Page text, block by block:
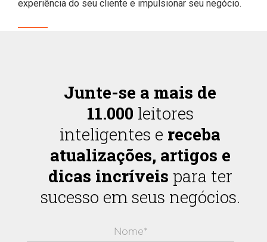
experiência do seu cliente e impulsionar seu negócio.
Junte-se a mais de
11.000 leitores
inteligentes e receba
atualizações, artigos e
dicas incríveis para ter
sucesso em seus negócios.
Nome*